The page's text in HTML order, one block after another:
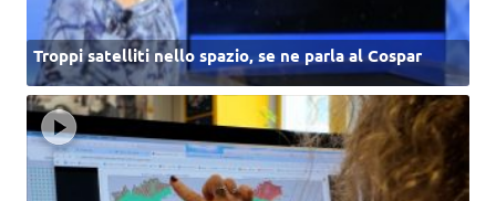
Troppi satelliti nello spazio, se ne parla al Cospar